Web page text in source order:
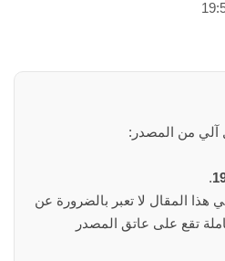
آلي من المصدر:
.
هذا المقال لا تعبر بالضرورة عن
تقع على عاتق المصدر